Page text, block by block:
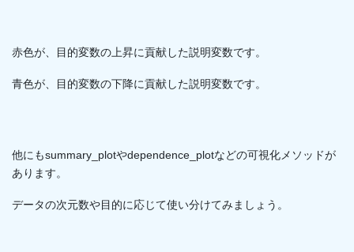
赤色が、目的変数の上昇に貢献した説明変数です。
青色が、目的変数の下降に貢献した説明変数です。
他にもsummary_plotやdependence_plotなどの可視化メソッドが
あります。
データの次元数や目的に応じて使い分けてみましょう。